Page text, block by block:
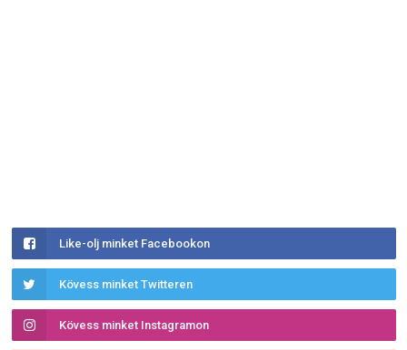
Like-olj minket Facebookon
Kövess minket Twitteren
Kövess minket Instagramon